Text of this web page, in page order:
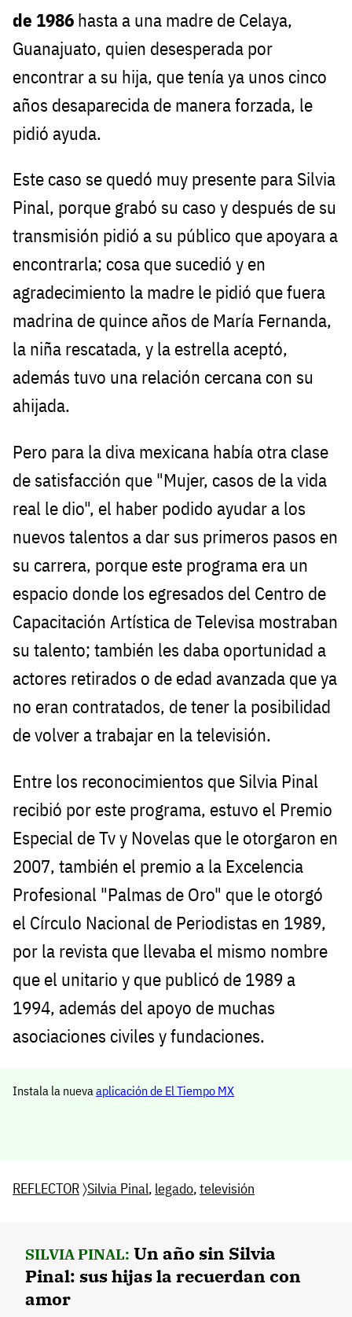
de 1986 hasta a una madre de Celaya,
Guanajuato, quien desesperada por
encontrar a su hija, que tenía ya unos cinco
años desaparecida de manera forzada, le
pidió ayuda.
Este caso se quedó muy presente para Silvia
Pinal, porque grabó su caso y después de su
transmisión pidió a su público que apoyara a
encontrarla; cosa que sucedió y en
agradecimiento la madre le pidió que fuera
madrina de quince años de María Fernanda,
la niña rescatada, y la estrella aceptó,
además tuvo una relación cercana con su
ahijada.
Pero para la diva mexicana había otra clase
de satisfacción que "Mujer, casos de la vida
real le dio", el haber podido ayudar a los
nuevos talentos a dar sus primeros pasos en
su carrera, porque este programa era un
espacio donde los egresados del Centro de
Capacitación Artística de Televisa mostraban
su talento; también les daba oportunidad a
actores retirados o de edad avanzada que ya
no eran contratados, de tener la posibilidad
de volver a trabajar en la televisión.
Entre los reconocimientos que Silvia Pinal
recibió por este programa, estuvo el Premio
Especial de Tv y Novelas que le otorgaron en
2007, también el premio a la Excelencia
Profesional "Palmas de Oro" que le otorgó
el Círculo Nacional de Periodistas en 1989,
por la revista que llevaba el mismo nombre
que el unitario y que publicó de 1989 a
1994, además del apoyo de muchas
asociaciones civiles y fundaciones.
Instala la nuevaaplicación de El Tiempo MX
REFLECTOR〉Silvia Pinal, legado,televisión
SILVIA PINAL: Un año sin Silvia
Pinal: sus hijas la recuerdan con
amor